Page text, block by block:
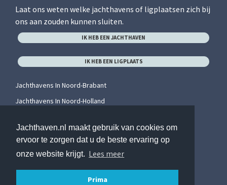
Jachthaven.nl maakt gebruik van cookies om
ervoor te zorgen dat u de beste ervaring op
onze website krijgt. Lees meer
Prima
Laat ons weten welke jachthavens of ligplaatsen zich bij
ons aan zouden kunnen sluiten.
IK HEB EEN JACHTHAVEN
IK HEB EEN LIGPLAATS
Jachthavens In Noord-Brabant
Jachthavens In Noord-Holland
Jachthavens In Utrecht